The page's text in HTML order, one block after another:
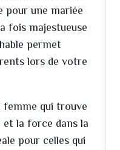
une mariée
fois majestueuse
permet
lors de votre
femme qui trouve
et la force dans la
pour celles qui